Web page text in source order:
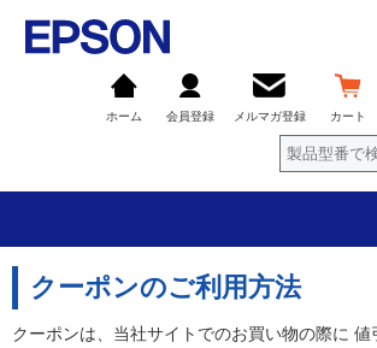
ホーム 会員登録 メルマガ登録 カート
クーポンのご利用方法
クーポンは、当社サイトでのお買い物の際に 値